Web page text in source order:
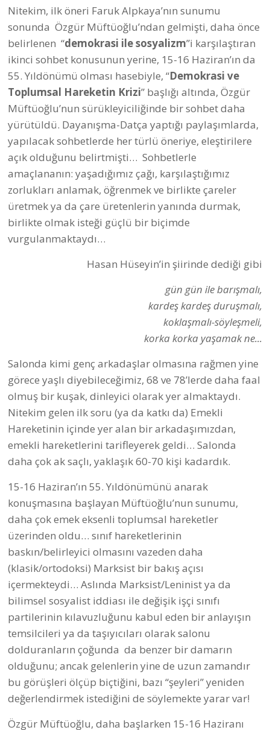
Nitekim, ilk öneri Faruk Alpkaya’nın sunumu
sonunda Özgür Müftüoğlu’ndan gelmişti, daha önce
belirlenen “demokrasi ile sosyalizm”i karşılaştıran
ikinci sohbet konusunun yerine, 15-16 Haziran’ın da
55. Yıldönümü olması hasebiyle, “Demokrasi ve
Toplumsal Hareketin Krizi” başlığı altında, Özgür
Müftüoğlu’nun sürükleyiciliğinde bir sohbet daha
yürütüldü. Dayanışma-Datça yaptığı paylaşımlarda,
yapılacak sohbetlerde her türlü öneriye, eleştirilere
açık olduğunu belirtmişti… Sohbetlerle
amaçlananın: yaşadığımız çağı, karşılaştığımız
zorlukları anlamak, öğrenmek ve birlikte çareler
üretmek ya da çare üretenlerin yanında durmak,
birlikte olmak isteği güçlü bir biçimde
vurgulanmaktaydı…
Hasan Hüseyin’in şiirinde dediği gibi
gün gün ile barışmalı,
kardeş kardeş duruşmalı,
koklaşmalı-söyleşmeli,
korka korka yaşamak ne...
Salonda kimi genç arkadaşlar olmasına rağmen yine
görece yaşlı diyebileceğimiz, 68 ve 78’lerde daha faal
olmuş bir kuşak, dinleyici olarak yer almaktaydı.
Nitekim gelen ilk soru (ya da katkı da) Emekli
Hareketinin içinde yer alan bir arkadaşımızdan,
emekli hareketlerini tarifleyerek geldi… Salonda
daha çok ak saçlı, yaklaşık 60-70 kişi kadardık.
15-16 Haziran’ın 55. Yıldönümünü anarak
konuşmasına başlayan Müftüoğlu’nun sunumu,
daha çok emek eksenli toplumsal hareketler
üzerinden oldu… sınıf hareketlerinin
baskın/belirleyici olmasını vazeden daha
(klasik/ortodoksi) Marksist bir bakış açısı
içermekteydi… Aslında Marksist/Leninist ya da
bilimsel sosyalist iddiası ile değişik işçi sınıfı
partilerinin kılavuzluğunu kabul eden bir anlayışın
temsilcileri ya da taşıyıcıları olarak salonu
dolduranların çoğunda da benzer bir damarın
olduğunu; ancak gelenlerin yine de uzun zamandır
bu görüşleri ölçüp biçtiğini, bazı “şeyleri” yeniden
değerlendirmek istediğini de söylemekte yarar var!
Özgür Müftüoğlu, daha başlarken 15-16 Haziranı